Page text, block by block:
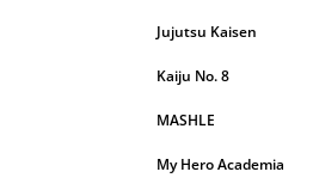
Jujutsu Kaisen
Kaiju No. 8
MASHLE
My Hero Academia